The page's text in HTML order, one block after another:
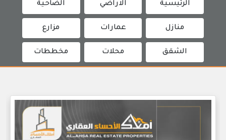
الرئيسية الاراضي الضاحية
منازل عمارات مزارع
الشقق محلات مخططات